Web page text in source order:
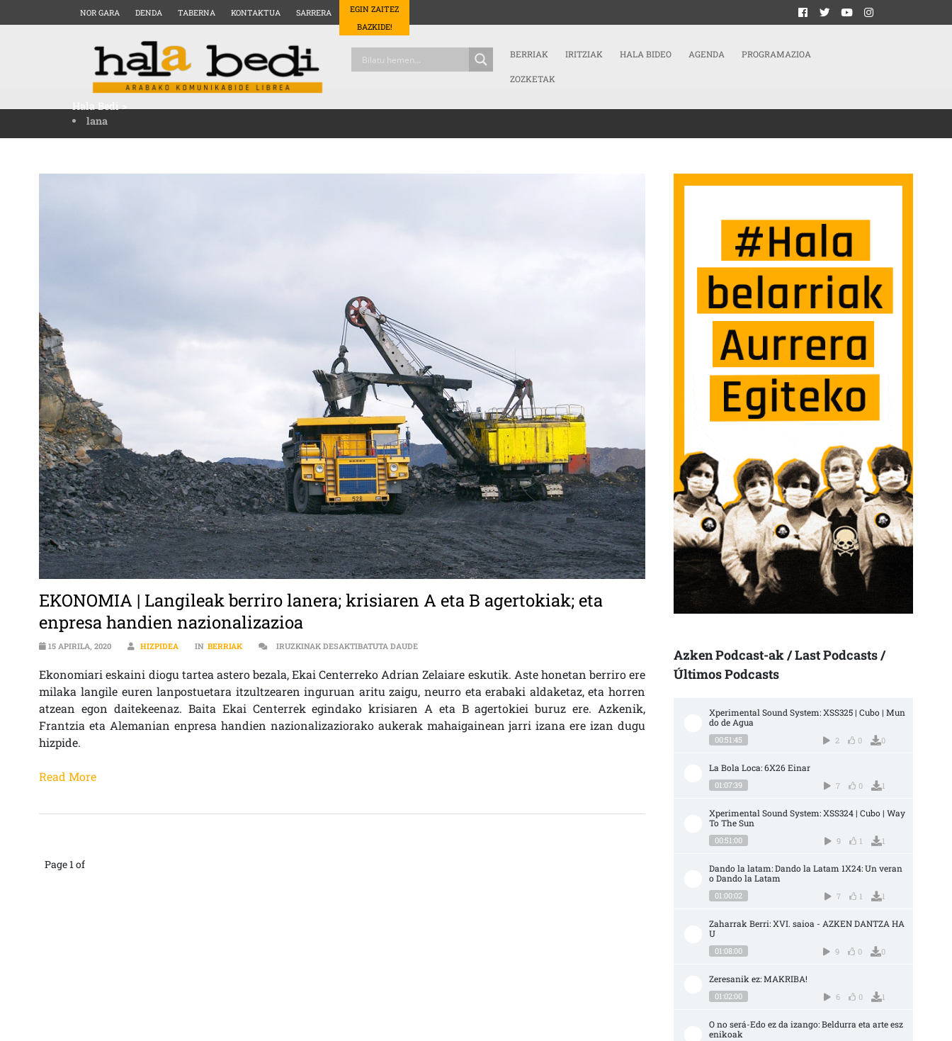
NOR GARA DENDA TABERNA KONTAKTUA SARRERA
EGIN ZAITEZ
BAZKIDE!
BERRIAK IRITZIAK HALA BIDEO AGENDA PROGRAMAZIOA
ZOZKETAK
Hala Bedi>
lana
EKONOMIA | Langileak berriro lanera; krisiaren A eta B agertokiak; eta
enpresa handien nazionalizazioa
15 APIRILA, 2020 HIZPIDEA IN BERRIAK IRUZKINAK DESAKTIBATUTA DAUDEEKONOMIA | LANGILEAK BERRIRO LANERA; KRISIAREN A ETA B AGERTOKIAK; ETA ENPRESA HANDIEN NAZIONALIZAZIOA SARRERAN
Ekonomiari eskaini diogu tartea astero bezala, Ekai Centerreko Adrian Zelaiare eskutik. Aste honetan berriro ere
milaka langile euren lanpostuetara itzultzearen inguruan aritu zaigu, neurro eta erabaki aldaketaz, eta horren
atzean egon daitekeenaz. Baita Ekai Centerrek egindako krisiaren A eta B agertokiei buruz ere. Azkenik,
Frantzia eta Alemanian enpresa handien nazionalizaziorako aukerak mahaigainean jarri izana ere izan dugu
hizpide.
Read More
Page 1 of
Azken Podcast-ak / Last Podcasts /
Últimos Podcasts
Xperimental Sound System: XSS325 | Cubo | Mun
do de Agua
00:51:45 2 0 0
La Bola Loca: 6X26 Einar
01:07:39 7 0 1
Xperimental Sound System: XSS324 | Cubo | Way
To The Sun
00:51:00 9 1 1
Dando la latam: Dando la Latam 1X24: Un veran
o Dando la Latam
01:00:02 7 1 1
Zaharrak Berri: XVI. saioa - AZKEN DANTZA HA
U
01:08:00 9 0 0
Zeresanik ez: MAKRIBA!
01:02:00 6 0 1
O no será-Edo ez da izango: Beldurra eta arte esz
enikoak